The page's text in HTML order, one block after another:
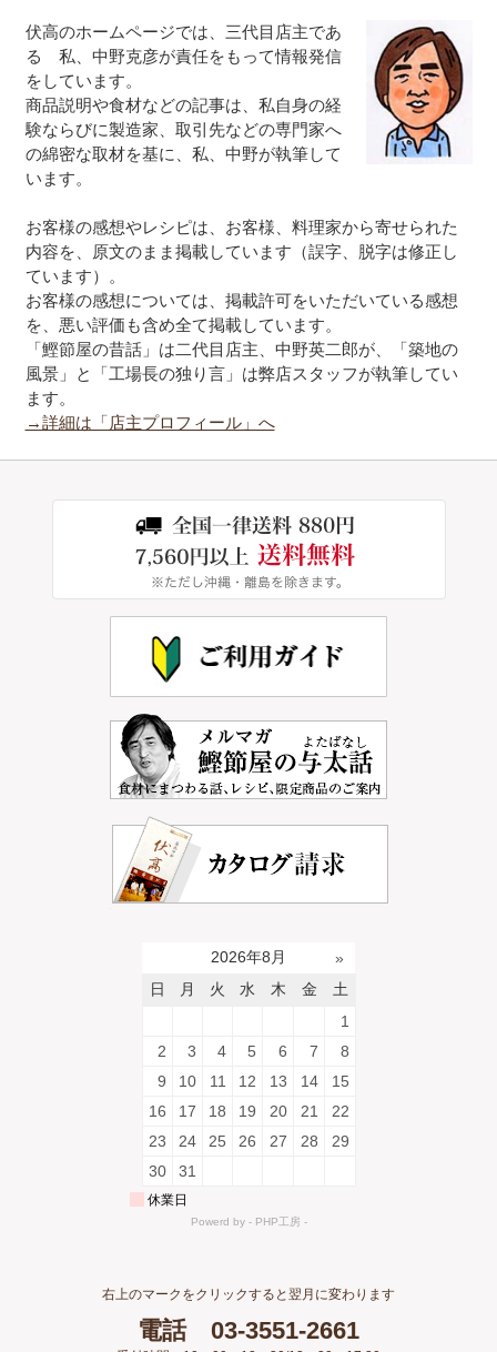
伏高のホームページでは、三代目店主であ
る 私、中野克彦が責任をもって情報発信
をしています。
商品説明や食材などの記事は、私自身の経
験ならびに製造家、取引先などの専門家へ
の綿密な取材を基に、私、中野が執筆して
います。
お客様の感想やレシピは、お客様、料理家から寄せられた
内容を、原文のまま掲載しています（誤字、脱字は修正し
ています）。
お客様の感想については、掲載許可をいただいている感想
を、悪い評価も含め全て掲載しています。
「鰹節屋の昔話」は二代目店主、中野英二郎が、「築地の
風景」と「工場長の独り言」は弊店スタッフが執筆してい
ます。
→詳細は「店主プロフィール」へ
右上のマークをクリックすると翌月に変わります
電話 03-3551-2661